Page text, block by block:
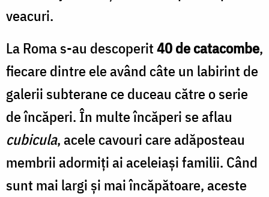
veacuri.
La Roma s-au descoperit40 de catacombe,
fiecare dintre ele având câte un labirint de
galerii subterane ce duceau către o serie
de încăperi. În multe încăperi se aflau
cubicula, acele cavouri care adăposteau
membrii adormiţi ai aceleiaşi familii. Când
sunt mai largi şi mai încăpătoare, aceste